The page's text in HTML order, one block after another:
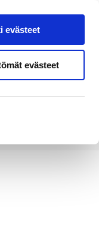
evästeet
evästeet
sivustolta